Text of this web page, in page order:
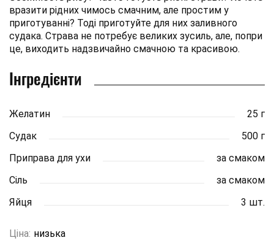
вразити рідних чимось смачним, але простим у
приготуванні? Тоді приготуйте для них заливного
судака. Страва не потребує великих зусиль, але, попри
це, виходить надзвичайно смачною та красивою.
Інгредієнти
Желатин
25 г
Судак
500 г
Приправа для ухи
за смаком
Сіль
за смаком
Яйця
3 шт.
Ціна: низька